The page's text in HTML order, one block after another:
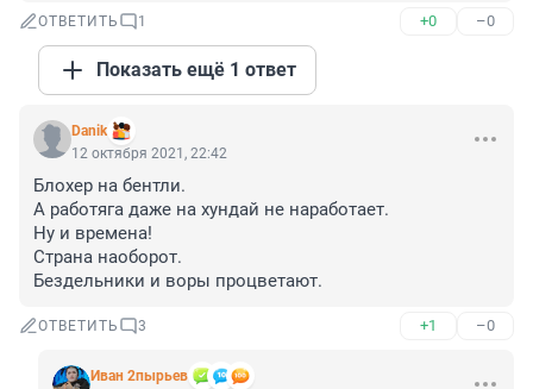
ОТВЕТИТЬ 1 +0 –0
Показать ещё 1 ответ
Danik
12 октября 2021, 22:42
Блохер на бентли.
А работяга даже на хундай не наработает.
Ну и времена!
Страна наоборот.
Бездельники и воры процветают.
ОТВЕТИТЬ 3 +1 –0
Иван 2пырьев